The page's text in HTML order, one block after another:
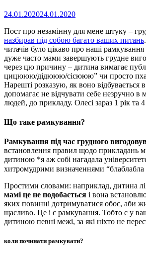
24.01.202024.01.2020
Пост про незамінну для мене штуку –
назбирав під собою багато ваших питань
читачів було цікаво про наші
дуже часто мами завершують грудне
через цю причину – дитина вимагає
цицююю/дідююю/сісююю” чи просто
Нарешті розказую, як воно відбувається
допомагає не відчувати себе незручно в
людей, до прикладу. Олесі зараз 1 рік та 4
Що таке рамкування?
Рамкування під час грудного
встановлення правил щодо прикладань
дитиною *я аж собі нагадала
хитромудрими визначеннями
Простими словами: наприклад, дитина
мамі це не подобається і вона
яких повинні дотримуватися обоє, аби
щасливо. Це і є рамкування. Тобто є у
дитиною певні межі, за які ніхто не
коли починати рамкувати?